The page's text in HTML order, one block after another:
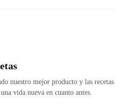
nuestro mejor producto y las recetas
vida nueva en cuanto antes.